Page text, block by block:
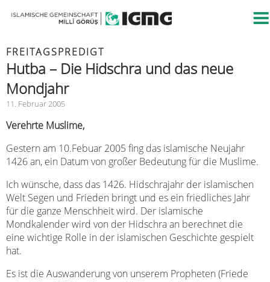
FREITAGSPREDIGT
Hutba – Die Hidschra und das neue
Mondjahr
11. Februar 2005
Verehrte Muslime,
Gestern am 10.Febuar 2005 fing das islamische Neujahr
1426 an, ein Datum von großer Bedeutung für die Muslime.
Ich wünsche, dass das 1426. Hidschrajahr der islamischen
Welt Segen und Frieden bringt und es ein friedliches Jahr
für die ganze Menschheit wird. Der islamische
Mondkalender wird von der Hidschra an berechnet die
eine wichtige Rolle in der islamischen Geschichte gespielt
hat.
Es ist die Auswanderung von unserem Propheten (Friede